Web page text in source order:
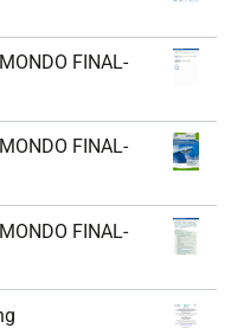
FINAL-
FINAL-
FINAL-